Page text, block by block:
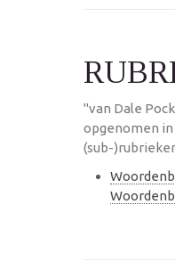
"van Dale
opgenomen in
(sub-